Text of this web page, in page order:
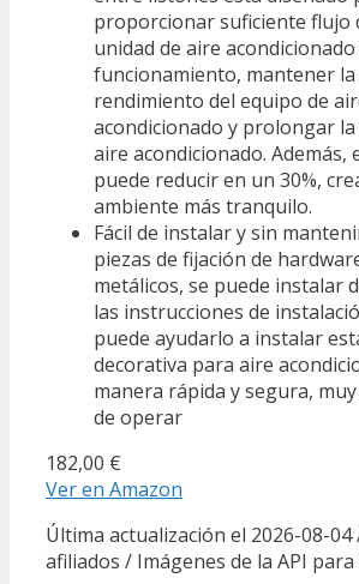
proporcionar suficiente flujo
unidad de aire
funcionamiento, mantener la
rendimiento del equipo de
acondicionado y prolongar
aire acondicionado. Además,
puede reducir en un 30%,
ambiente más tranquilo.
Fácil de instalar y sin
piezas de fijación de
metálicos, se puede instalar
las instrucciones de
puede ayudarlo a instalar
decorativa para aire
manera rápida y segura,
de operar
182,00 €
Ver en Amazon
Última actualización el 2026-08-04
afiliados / Imágenes de la API